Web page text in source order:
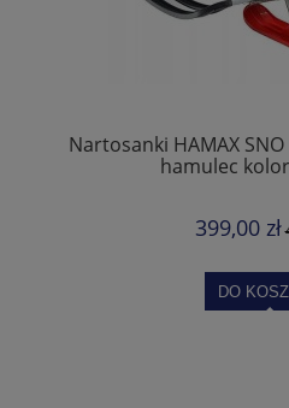
Nartosanki HAMAX
hamulec
399,00 zł
DO